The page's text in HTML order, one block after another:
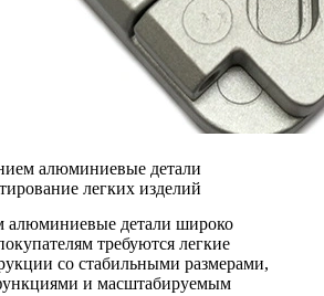
алюминиевые детали
легких изделий
алюминиевые детали широко
требуются легкие
со стабильными размерами,
и масштабируемым